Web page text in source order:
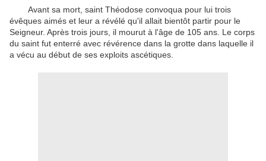
Avant sa mort, saint Théodose convoqua pour lui trois
évêques aimés et leur a révélé qu'il allait bientôt partir pour le
Seigneur. Après trois jours, il mourut à l'âge de 105 ans. Le corps
du saint fut enterré avec révérence dans la grotte dans laquelle il
a vécu au début de ses exploits ascétiques.